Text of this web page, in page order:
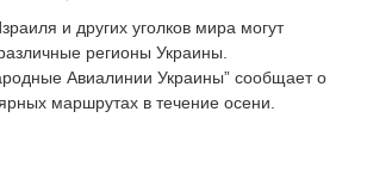
и других уголков мира могут
регионы Украины.
Авиалинии Украины” сообщает о
маршрутах в течение осени.